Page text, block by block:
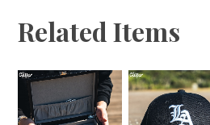
Related Items